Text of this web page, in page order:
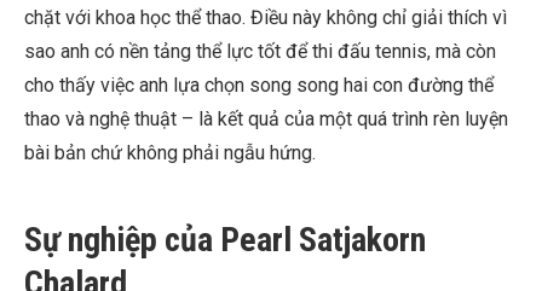
chặt với khoa học thể thao. Điều này không chỉ giải thích vì
sao anh có nền tảng thể lực tốt để thi đấu tennis, mà còn
cho thấy việc anh lựa chọn song song hai con đường thể
thao và nghệ thuật – là kết quả của một quá trình rèn luyện
bài bản chứ không phải ngẫu hứng.
Sự nghiệp của Pearl Satjakorn